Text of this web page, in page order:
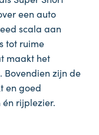
een auto
scala aan
tot ruime
maakt het
Bovendien zijn de
en goed
rijplezier.